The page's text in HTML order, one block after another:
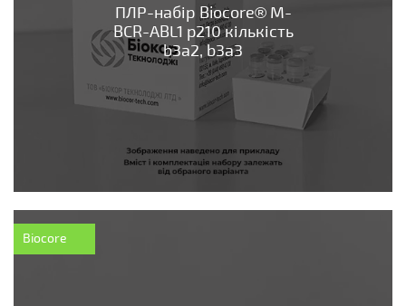
ПЛР-набір Biocore® М-
BCR-ABL1 p210 кількість
b3a2, b3a3
Biocore